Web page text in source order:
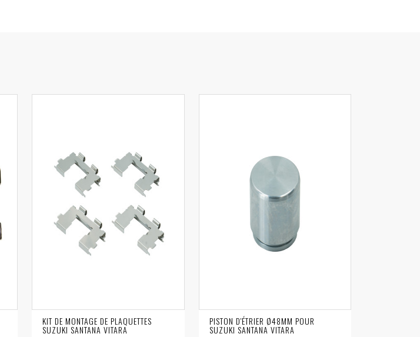
KIT DE MONTAGE DE PLAQUETTES
SUZUKI SANTANA VITARA
PISTON D'ÉTRIER Ø48MM POUR
SUZUKI SANTANA VITARA